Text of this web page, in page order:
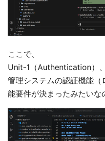
ここで、
Unit-1（Authentication）
管理システムの認証機能
能要件が決まったみたいな